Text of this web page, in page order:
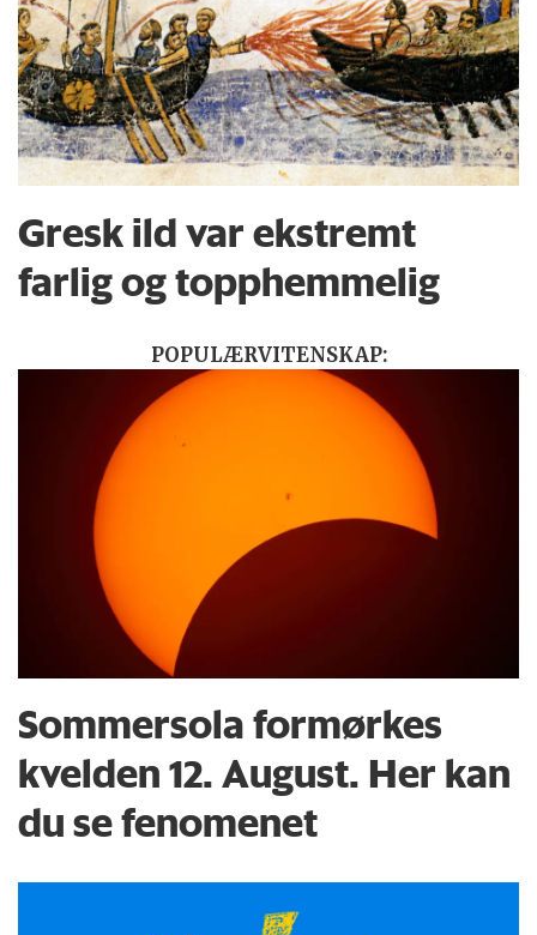
Gresk ild var ekstremt
farlig og topphemmelig
POPULÆRVITENSKAP:
Sommersola formørkes
kvelden 12. August. Her kan
du se fenomenet